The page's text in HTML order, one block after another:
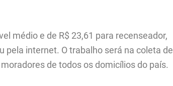
médio e de R$ 23,61 para recenseador,
pela internet. O trabalho será na coleta de
de todos os domicílios do país.